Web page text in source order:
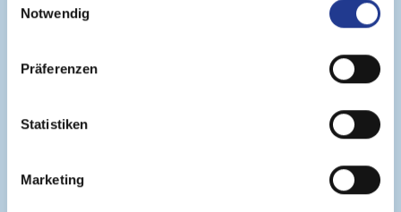
Notwendig
Präferenzen
Statistiken
Marketing
Urlaub für die Eltern. Zahlreiche Angebote
sind speziell auf Familien zugeschnitten.